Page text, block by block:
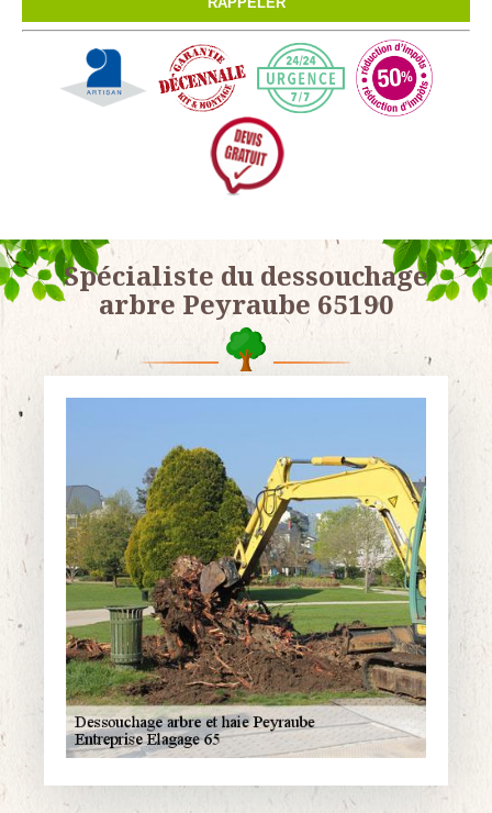
Spécialiste du dessouchage
arbre Peyraube 65190